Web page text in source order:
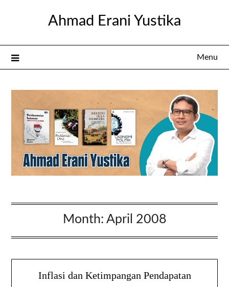
Ahmad Erani Yustika
Menu
Month: April 2008
Inflasi dan Ketimpangan Pendapatan